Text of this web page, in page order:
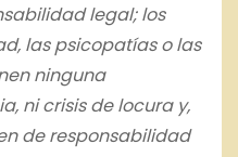
legal; los
las psicopatías o las
ninguna
ni crisis de locura y,
de responsabilidad